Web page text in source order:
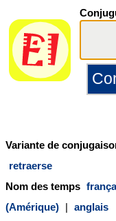
Variante de
retraerse
Nom des temps
(Amérique) | anglais